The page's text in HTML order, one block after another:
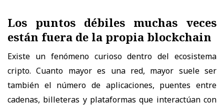
Los puntos débiles muchas veces
están fuera de la propia blockchain
Existe un fenómeno curioso dentro del ecosistema
cripto. Cuanto mayor es una red, mayor suele ser
también el número de aplicaciones, puentes entre
cadenas, billeteras y plataformas que interactúan con